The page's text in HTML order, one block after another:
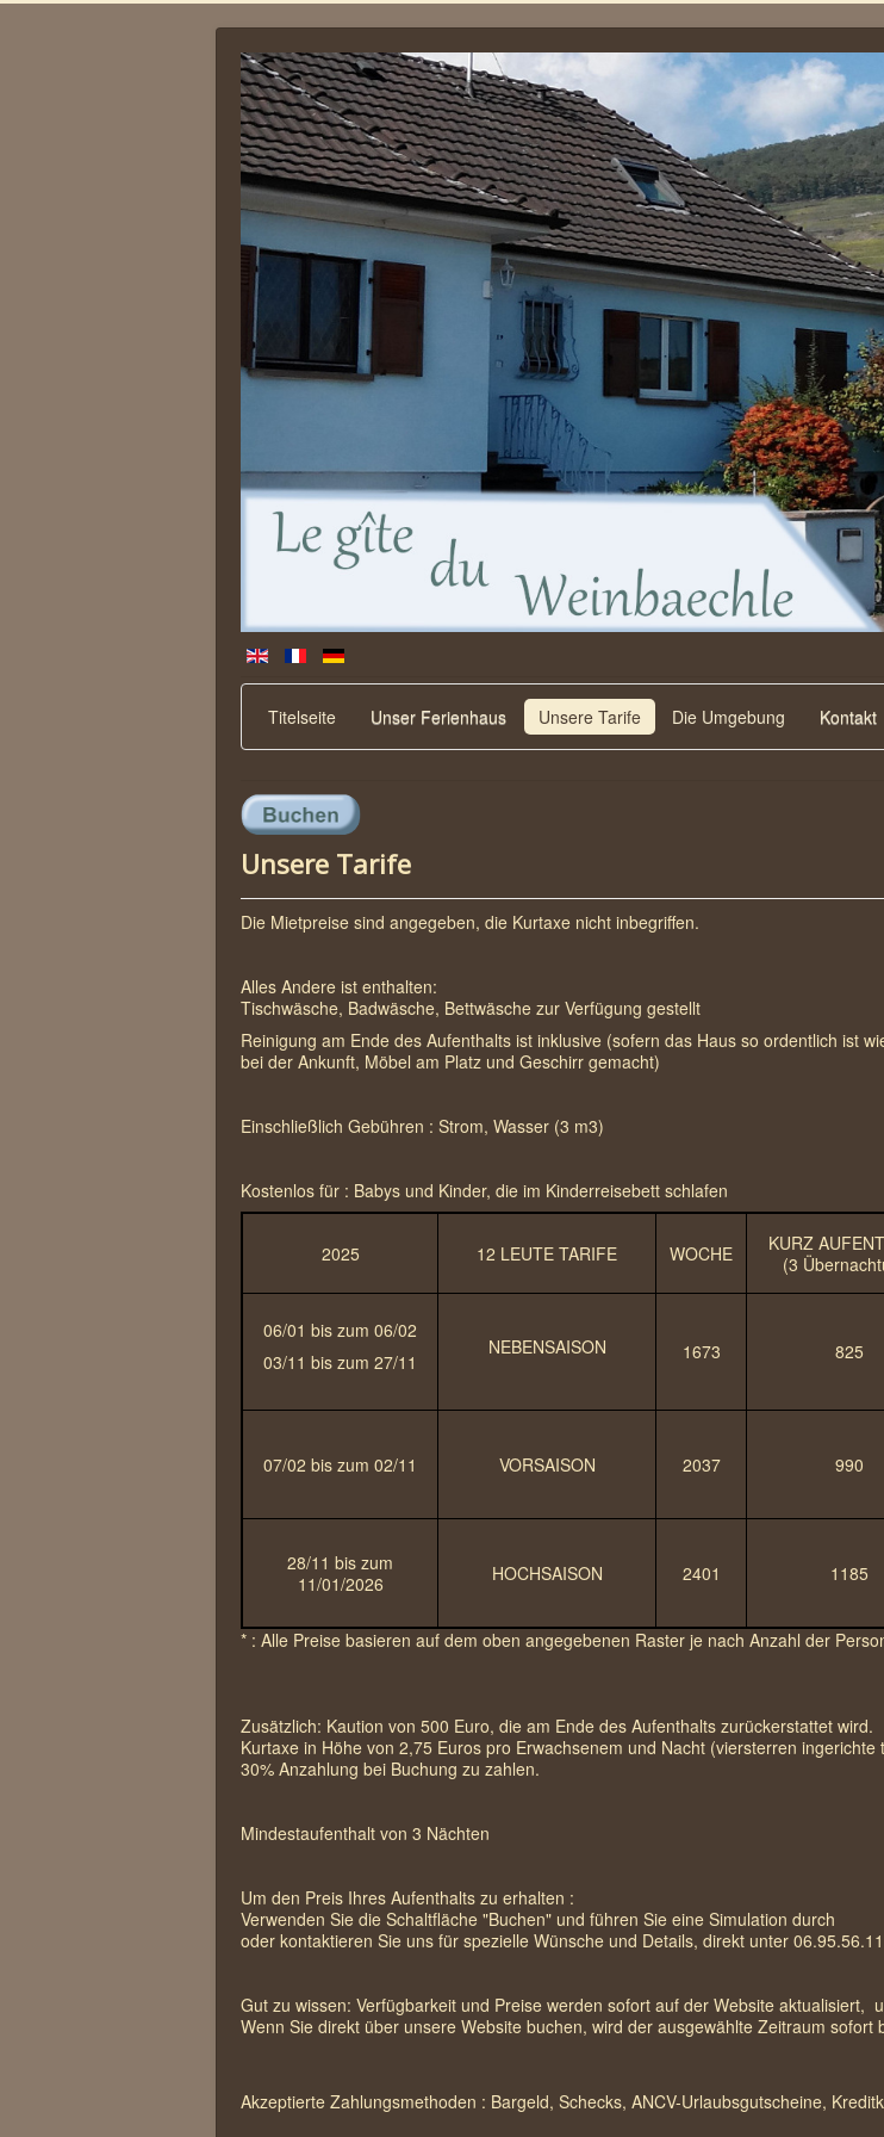
Titelseite Unser Ferienhaus Unsere Tarife Die Umgebung Kontakt
Unsere Tarife
Die Mietpreise sind angegeben, die Kurtaxe nicht inbegriffen.
Alles Andere ist enthalten:
Tischwäsche, Badwäsche, Bettwäsche zur Verfügung gestellt
Reinigung am Ende des Aufenthalts ist inklusive (sofern das Haus so ordentlich ist
bei der Ankunft, Möbel am Platz und Geschirr gemacht)
Einschließlich Gebühren : Strom, Wasser (3 m3)
Kostenlos für : Babys und Kinder, die im Kinderreisebett schlafen
2025 12 LEUTE TARIFE WOCHE
KURZ
(3
06/01 bis zum 06/02
03/11 bis zum 27/11
NEBENSAISON 1673 825
07/02 bis zum 02/11 VORSAISON 2037 990
28/11 bis zum
11/01/2026
HOCHSAISON 2401 1185
* : Alle Preise basieren auf dem oben angegebenen Raster je nach Anzahl der
Zusätzlich: Kaution von 500 Euro, die am Ende des Aufenthalts zurückerstattet wird.
Kurtaxe in Höhe von 2,75 Euros pro Erwachsenem und Nacht (viersterren ingerichte
30% Anzahlung bei Buchung zu zahlen.
Mindestaufenthalt von 3 Nächten
Um den Preis Ihres Aufenthalts zu erhalten :
Verwenden Sie die Schaltfläche "Buchen" und führen Sie eine Simulation durch
oder kontaktieren Sie uns für spezielle Wünsche und Details, direkt unter
Gut zu wissen: Verfügbarkeit und Preise werden sofort auf der Website aktualisiert,
Wenn Sie direkt über unsere Website buchen, wird der ausgewählte Zeitraum sofort
Akzeptierte Zahlungsmethoden : Bargeld, Schecks, ANCV-Urlaubsgutscheine,